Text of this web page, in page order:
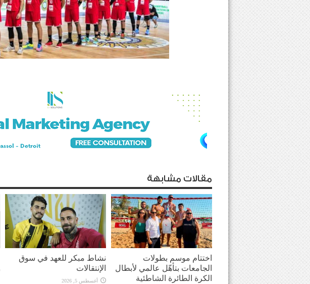
مقالات مشابهة
اختتام موسم بطولات
الجامعات بتأهّل عالمي لأبطال
الكرة الطائرة الشاطئية
نشاط مبكر للعهد في سوق
الإنتقالات
أغسطس 5, 2026